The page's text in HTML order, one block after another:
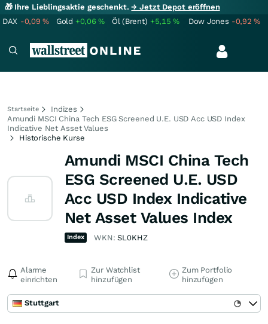
🎁 Ihre Lieblingsaktie geschenkt.→ Jetzt Depot eröffnen
DAX -0,09% Gold +0,06% Öl (Brent) +5,15% Dow Jones -0,92%
Startseite
Indizes
Amundi MSCI China Tech ESG Screened U.E. USD Acc USD Index
Indicative Net Asset Values
Historische Kurse
Amundi MSCI China Tech
ESG Screened U.E. USD
Acc USD Index Indicative
Net Asset Values Index
Index WKN:SL0KHZ
Alarme
einrichten
Zur Watchlist
hinzufügen
Zum Portfolio
hinzufügen
Stuttgart